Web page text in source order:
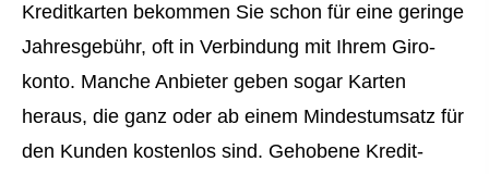
Kredit­karten bekommen Sie schon für eine geringe
Jahresgebühr, oft in Verbindung mit Ihrem Giro­
konto. Manche Anbieter geben sogar Karten
heraus, die ganz oder ab einem Mindestumsatz für
den Kunden kostenlos sind. Gehobene Kredit­